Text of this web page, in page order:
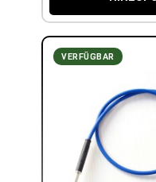
VERFÜGBAR